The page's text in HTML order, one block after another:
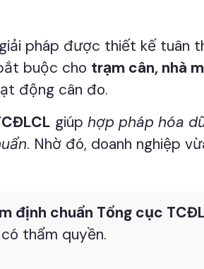
pháp được thiết kế tuân
buộc cho trạm cân, nhà
động cân đo.
giúp hợp pháp hóa
. Nhờ đó, doanh nghiệp
định chuẩn Tổng cục
thẩm quyền.